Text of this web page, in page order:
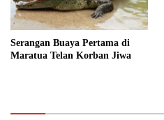
Serangan Buaya Pertama di
Maratua Telan Korban Jiwa